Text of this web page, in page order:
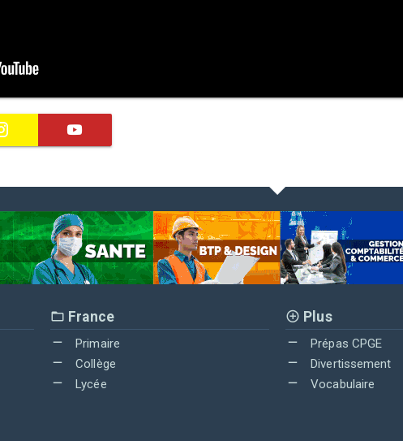
France
Primaire
Collège
Lycée
Plus
Prépas CPGE
Divertissement
Vocabulaire